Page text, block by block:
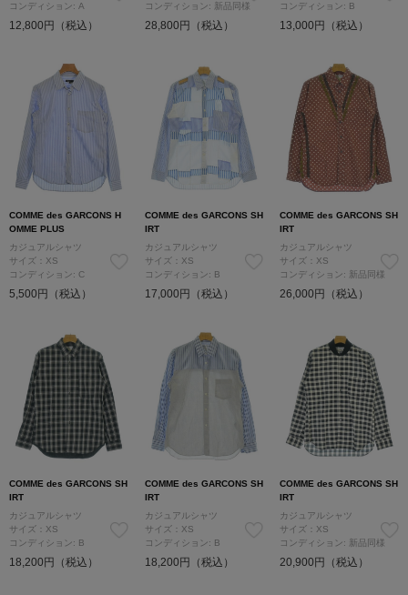
コンディション: A
12,800円（税込）
コンディション: 新品同様
28,800円（税込）
コンディション: B
13,000円（税込）
COMME des GARCONS H
OMME PLUS
カジュアルシャツ
サイズ：XS
コンディション: C
5,500円（税込）
COMME des GARCONS SH
IRT
カジュアルシャツ
サイズ：XS
コンディション: B
17,000円（税込）
COMME des GARCONS SH
IRT
カジュアルシャツ
サイズ：XS
コンディション: 新品同様
26,000円（税込）
COMME des GARCONS SH
IRT
カジュアルシャツ
サイズ：XS
コンディション: B
18,200円（税込）
COMME des GARCONS SH
IRT
カジュアルシャツ
サイズ：XS
コンディション: B
18,200円（税込）
COMME des GARCONS SH
IRT
カジュアルシャツ
サイズ：XS
コンディション: 新品同様
20,900円（税込）